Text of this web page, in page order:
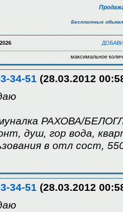
Бесплатные
максимальное
34-51 (28.03.2012
РАХОВА/
душ, гор вода,
в отл сост,
34-51 (28.03.2012